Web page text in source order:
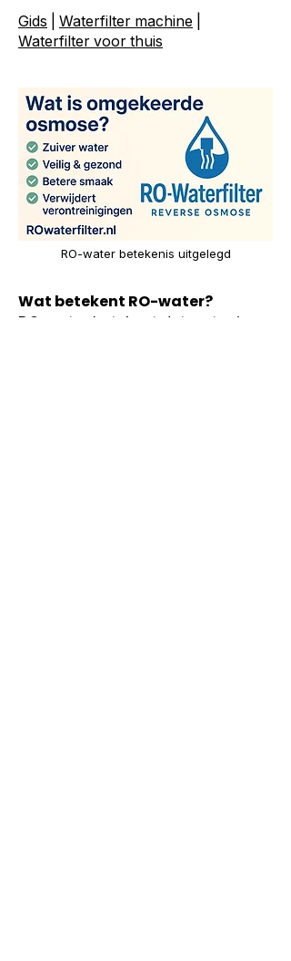
Gids Waterfilter machine
Waterfilter voor thuis
RO-water betekenis uitgelegd
Wat betekent RO-water?
RO-water betekent dat water is